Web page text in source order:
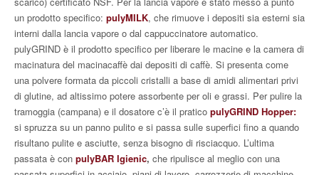
un prodotto specifico: pulyMILK, che rimuove i depositi sia esterni sia
interni dalla lancia vapore o dal cappuccinatore automatico.
pulyGRIND è il prodotto specifico per liberare le macine e la camera di
macinatura del macinacaffè dai depositi di caffè. Si presenta come
una polvere formata da piccoli cristalli a base di amidi alimentari privi
di glutine, ad altissimo potere assorbente per oli e grassi. Per pulire la
tramoggia (campana) e il dosatore c’è il pratico pulyGRIND Hopper:
si spruzza su un panno pulito e si passa sulle superfici fino a quando
risultano pulite e asciutte, senza bisogno di risciacquo. L’ultima
passata è con pulyBAR Igienic, che ripulisce al meglio con una